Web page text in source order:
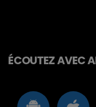
ÉCOUTEZ AVEC